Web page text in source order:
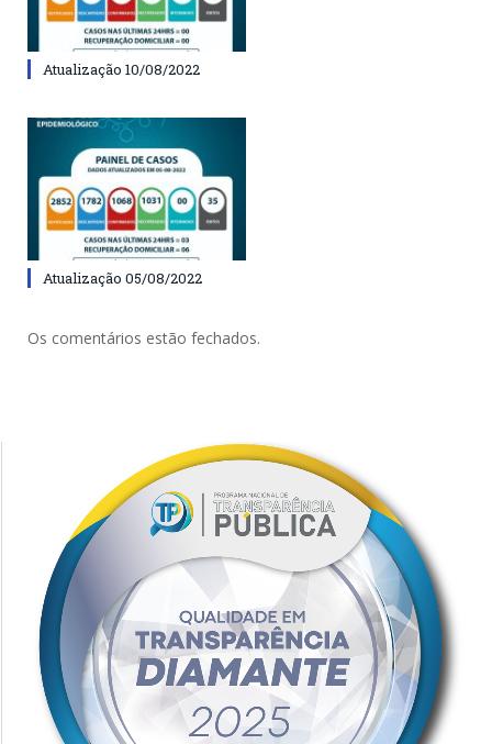
Atualização 10/08/2022
Atualização 05/08/2022
Os comentários estão fechados.